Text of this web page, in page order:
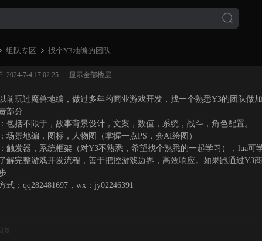
组队专区
›
找个Y3地编的团队
2024-7-4 17:02:25 显示全部楼层
前玩过魔兽地编，做过多年的商业游戏开发，找一个熟悉Y3的团队做加
部分
包括不限于，故事背景设计，文案，数值，系统，战斗，角色配置。
场景地编，图标，人物图（掌握一点PS，会AI绘图）
触发器，系统框架（对Y3不熟悉，希望找个熟悉的一起学习），lua可
解完整游戏开发流程，善于把控游戏边界，高效响应。如果跑通过Y3
式：qq282481697，wx：jy02246391
回复